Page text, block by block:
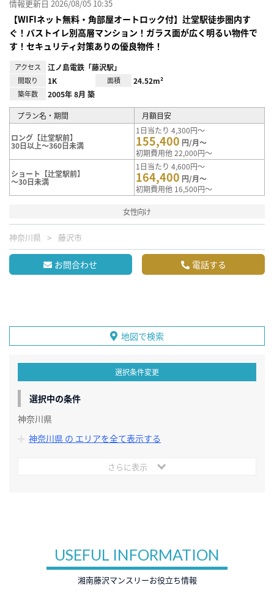
情報更新日 2026/08/05 10:35
【WIFIネット無料・角部屋オートロック付】辻堂駅徒歩圏内す
ぐ！バストイレ別高層マンション！ガラス面が広く明るい物件で
す！セキュリティ対策ありの優良物件！
アクセス 江ノ島電鉄「藤沢駅」
間取り 1K 面積 24.52m²
築年数 2005年 8月 築
プラン名・期間 月額目安
ロング【辻堂駅前】
30日以上～360日未満
1日当たり 4,300円～
155,400 円/月～
初期費用他 22,000円～
ショート【辻堂駅前】
～30日未満
1日当たり 4,600円～
164,400 円/月～
初期費用他 16,500円～
女性向け
神奈川県 藤沢市
お問合わせ 電話する
地図で検索
選択条件変更
選択中の条件
神奈川県
神奈川県 の エリアを全て表示する
さらに表示
USEFUL INFORMATION
湘南藤沢マンスリーお役立ち情報